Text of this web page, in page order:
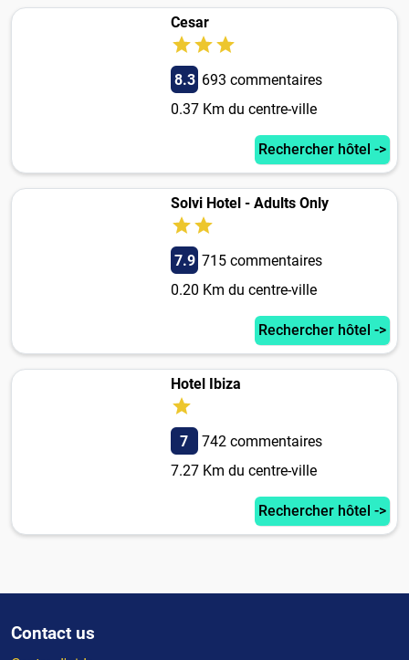
Cesar
8.3 693 commentaires
0.37 Km du centre-ville
Rechercher hôtel ->
Solvi Hotel - Adults Only
7.9 715 commentaires
0.20 Km du centre-ville
Rechercher hôtel ->
Hotel Ibiza
7
742 commentaires
7.27 Km du centre-ville
Rechercher hôtel ->
Contact us